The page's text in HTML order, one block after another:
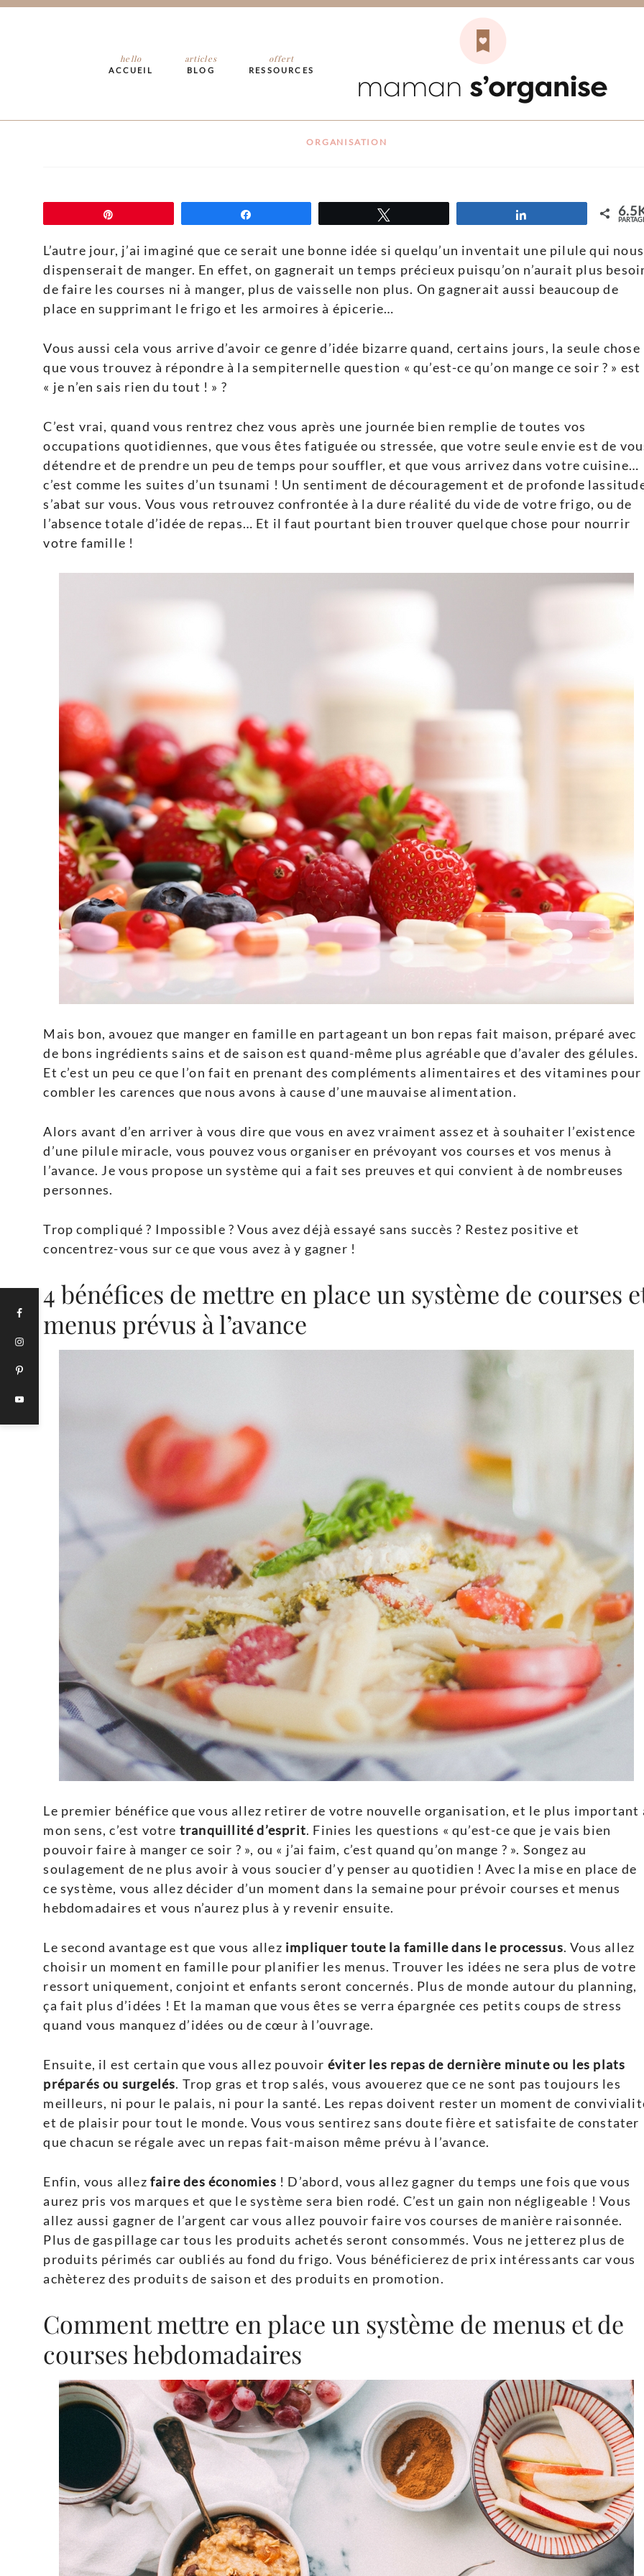
hello
ACCUEIL
articles
BLOG
offert
RESSOURCES
Comment planifier les courses et les
menus à l’avance et avec méthode
ORGANISATION
L’autre jour, j’ai imaginé que ce serait une bonne idée si quelqu’un inventait une pilule qui nous
dispenserait de manger. En effet, on gagnerait un temps précieux puisqu’on n’aurait plus
de faire les courses ni à manger, plus de vaisselle non plus. On gagnerait aussi beaucoup de
place en supprimant le frigo et les armoires à épicerie…
Vous aussi cela vous arrive d’avoir ce genre d’idée bizarre quand, certains jours, la seule chose
que vous trouvez à répondre à la sempiternelle question « qu’est-ce qu’on mange ce soir ? » est
« je n’en sais rien du tout ! » ?
C’est vrai, quand vous rentrez chez vous après une journée bien remplie de toutes vos
occupations quotidiennes, que vous êtes fatiguée ou stressée, que votre seule envie est de
détendre et de prendre un peu de temps pour souffler, et que vous arrivez dans votre cuisine…
c’est comme les suites d’un tsunami ! Un sentiment de découragement et de profonde
s’abat sur vous. Vous vous retrouvez confrontée à la dure réalité du vide de votre frigo, ou de
l’absence totale d’idée de repas… Et il faut pourtant bien trouver quelque chose pour nourrir
votre famille !
Mais bon, avouez que manger en famille en partageant un bon repas fait maison, préparé avec
de bons ingrédients sains et de saison est quand-même plus agréable que d’avaler des gélules.
Et c’est un peu ce que l’on fait en prenant des compléments alimentaires et des vitamines pour
combler les carences que nous avons à cause d’une mauvaise alimentation.
Alors avant d’en arriver à vous dire que vous en avez vraiment assez et à souhaiter l’existence
d’une pilule miracle, vous pouvez vous organiser en prévoyant vos courses et vos menus à
l’avance. Je vous propose un système qui a fait ses preuves et qui convient à de nombreuses
personnes.
Trop compliqué ? Impossible ? Vous avez déjà essayé sans succès ? Restez positive et
concentrez-vous sur ce que vous avez à y gagner !
4 bénéfices de mettre en place un système de courses
menus prévus à l’avance
Le premier bénéfice que vous allez retirer de votre nouvelle organisation, et le plus important
mon sens, c’est votre tranquillité d’esprit. Finies les questions « qu’est-ce que je vais bien
pouvoir faire à manger ce soir ? », ou « j’ai faim, c’est quand qu’on mange ? ». Songez au
soulagement de ne plus avoir à vous soucier d’y penser au quotidien ! Avec la mise en place de
ce système, vous allez décider d’un moment dans la semaine pour prévoir courses et menus
hebdomadaires et vous n’aurez plus à y revenir ensuite.
Le second avantage est que vous allez impliquer toute la famille dans le processus. Vous allez
choisir un moment en famille pour planifier les menus. Trouver les idées ne sera plus de votre
ressort uniquement, conjoint et enfants seront concernés. Plus de monde autour du planning,
ça fait plus d’idées ! Et la maman que vous êtes se verra épargnée ces petits coups de stress
quand vous manquez d’idées ou de cœur à l’ouvrage.
Ensuite, il est certain que vous allez pouvoir éviter les repas de dernière minute ou les plats
préparés ou surgelés. Trop gras et trop salés, vous avouerez que ce ne sont pas toujours les
meilleurs, ni pour le palais, ni pour la santé. Les repas doivent rester un moment de
et de plaisir pour tout le monde. Vous vous sentirez sans doute fière et satisfaite de constater
que chacun se régale avec un repas fait-maison même prévu à l’avance.
Enfin, vous allez faire des économies ! D’abord, vous allez gagner du temps une fois que vous
aurez pris vos marques et que le système sera bien rodé. C’est un gain non négligeable ! Vous
allez aussi gagner de l’argent car vous allez pouvoir faire vos courses de manière raisonnée.
Plus de gaspillage car tous les produits achetés seront consommés. Vous ne jetterez plus de
produits périmés car oubliés au fond du frigo. Vous bénéficierez de prix intéressants car vous
achèterez des produits de saison et des produits en promotion.
Comment mettre en place un système de menus et de
courses hebdomadaires